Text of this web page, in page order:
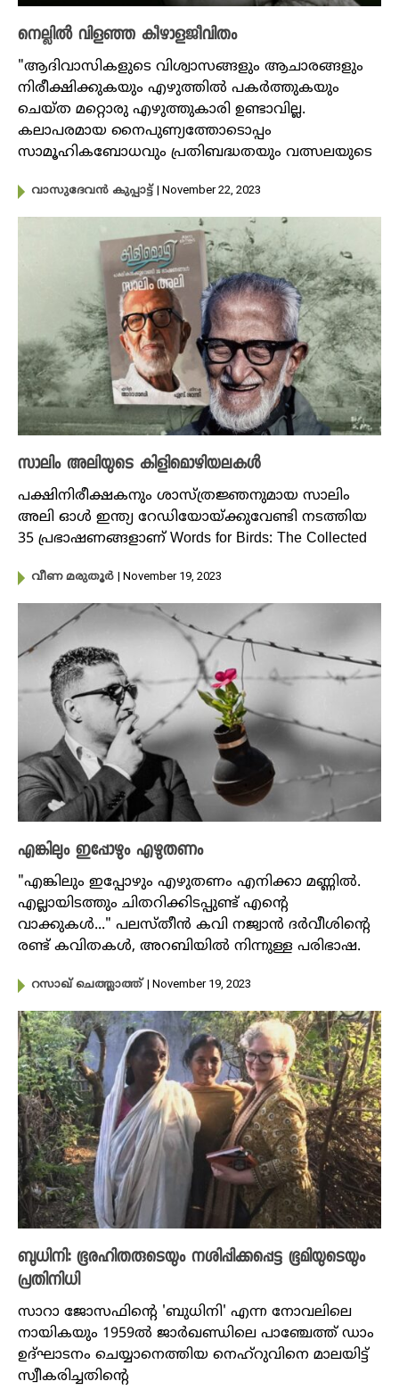
നെല്ലില്‍ വിളഞ്ഞ കീഴാളജീവിതം
"ആദിവാസികളുടെ വിശ്വാസങ്ങളും ആചാരങ്ങളും
നിരീക്ഷിക്കുകയും എഴുത്തില്‍ പകര്‍ത്തുകയും
ചെയ്ത മറ്റൊരു എഴുത്തുകാരി ഉണ്ടാവില്ല.
കലാപരമായ നൈപുണ്യത്തോടൊപ്പം
സാമൂഹികബോധവും പ്രതിബദ്ധതയും വത്സലയുടെ
വാസുദേവൻ കുപ്പാട്ട് | November 22, 2023
സാലിം അലിയുടെ കിളിമൊഴിയലകൾ
പക്ഷിനിരീക്ഷകനും ശാസ്ത്രജ്ഞനുമായ സാലിം
അലി ഓള്‍ ഇന്ത്യ റേഡിയോയ്ക്കുവേണ്ടി നടത്തിയ
35 പ്രഭാഷണങ്ങളാണ് Words for Birds: The Collected
വീണ മരുതൂർ | November 19, 2023
എങ്കിലും ഇപ്പോഴും എഴുതണം
"എങ്കിലും ഇപ്പോഴും എഴുതണം എനിക്കാ മണ്ണിൽ.
എല്ലായിടത്തും ചിതറിക്കിടപ്പുണ്ട് എന്റെ
വാക്കുകൾ..." പലസ്തീൻ കവി നജ്വാൻ ദർവീശിന്റെ
രണ്ട് കവിതകൾ, അറബിയിൽ നിന്നുള്ള പരിഭാഷ.
റസാഖ് ചെത്ത്ലാത്ത് | November 19, 2023
ബുധിനി: ഭൂരഹിതരുടെയും നശിപ്പിക്കപ്പെട്ട ഭൂമിയുടെയും
പ്രതിനിധി
സാറാ ജോസഫിന്റെ 'ബുധിനി' എന്ന നോവലിലെ
നായികയും 1959ൽ ജാര്‍ഖണ്ഡിലെ പാഞ്ചേത്ത് ഡാം
ഉദ്ഘാടനം ചെയ്യാനെത്തിയ നെഹ്‌റുവിനെ മാലയിട്ട്
സ്വീകരിച്ചതിന്റെ